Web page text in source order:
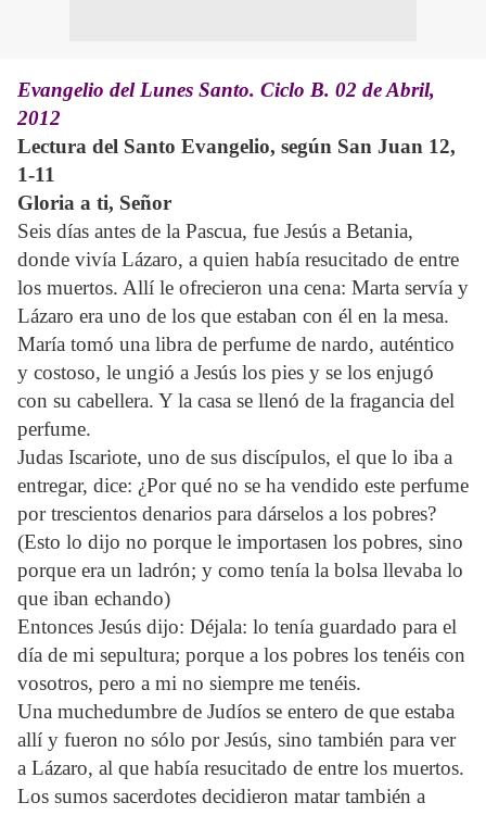
Evangelio del Lunes Santo. Ciclo B. 02 de Abril,
2012
Lectura del Santo Evangelio, según San Juan 12,
1-11
Gloria a ti, Señor
Seis días antes de la Pascua, fue Jesús a Betania,
donde vivía Lázaro, a quien había resucitado de entre
los muertos. Allí le ofrecieron una cena: Marta servía y
Lázaro era uno de los que estaban con él en la mesa.
María tomó una libra de perfume de nardo, auténtico
y costoso, le ungió a Jesús los pies y se los enjugó
con su cabellera. Y la casa se llenó de la fragancia del
perfume.
Judas Iscariote, uno de sus discípulos, el que lo iba a
entregar, dice: ¿Por qué no se ha vendido este perfume
por trescientos denarios para dárselos a los pobres?
(Esto lo dijo no porque le importasen los pobres, sino
porque era un ladrón; y como tenía la bolsa llevaba lo
que iban echando)
Entonces Jesús dijo: Déjala: lo tenía guardado para el
día de mi sepultura; porque a los pobres los tenéis con
vosotros, pero a mi no siempre me tenéis.
Una muchedumbre de Judíos se entero de que estaba
allí y fueron no sólo por Jesús, sino también para ver
a Lázaro, al que había resucitado de entre los muertos.
Los sumos sacerdotes decidieron matar también a